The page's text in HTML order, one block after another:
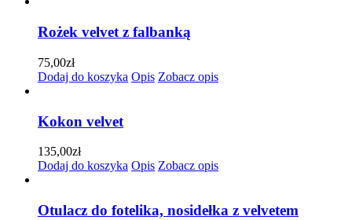
Rożek velvet z falbanką
75,00zł
Dodaj do koszyka Opis Zobacz opis
Kokon velvet
135,00zł
Dodaj do koszyka Opis Zobacz opis
Otulacz do fotelika, nosidełka z velvetem